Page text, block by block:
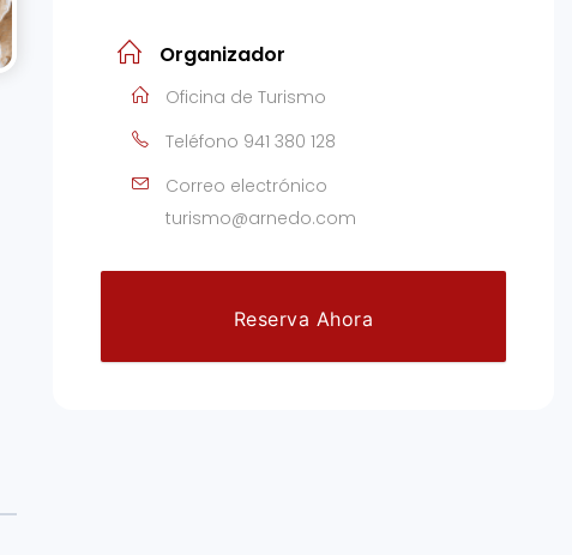
Organizador
Oficina de Turismo
Teléfono 941 380 128
Correo electrónico
turismo@arnedo.com
Reserva Ahora